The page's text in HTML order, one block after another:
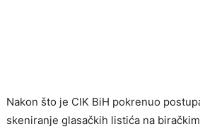
Nakon što je CIK BiH pokrenuo
skeniranje glasačkih listića na